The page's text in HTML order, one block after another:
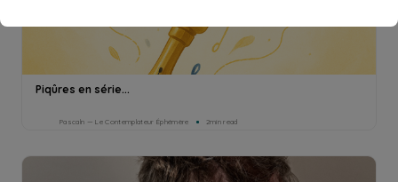
Piqûres en série...
Pascaln — Le Contemplateur Éphémère 2min read